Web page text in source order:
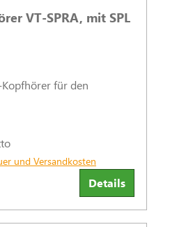
VT-SPRA, mit SPL
für den
und Versandkosten
Details